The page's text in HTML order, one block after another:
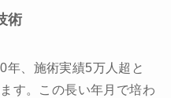
術
年、施術実績5万人超と
す。この長い年月で培わ